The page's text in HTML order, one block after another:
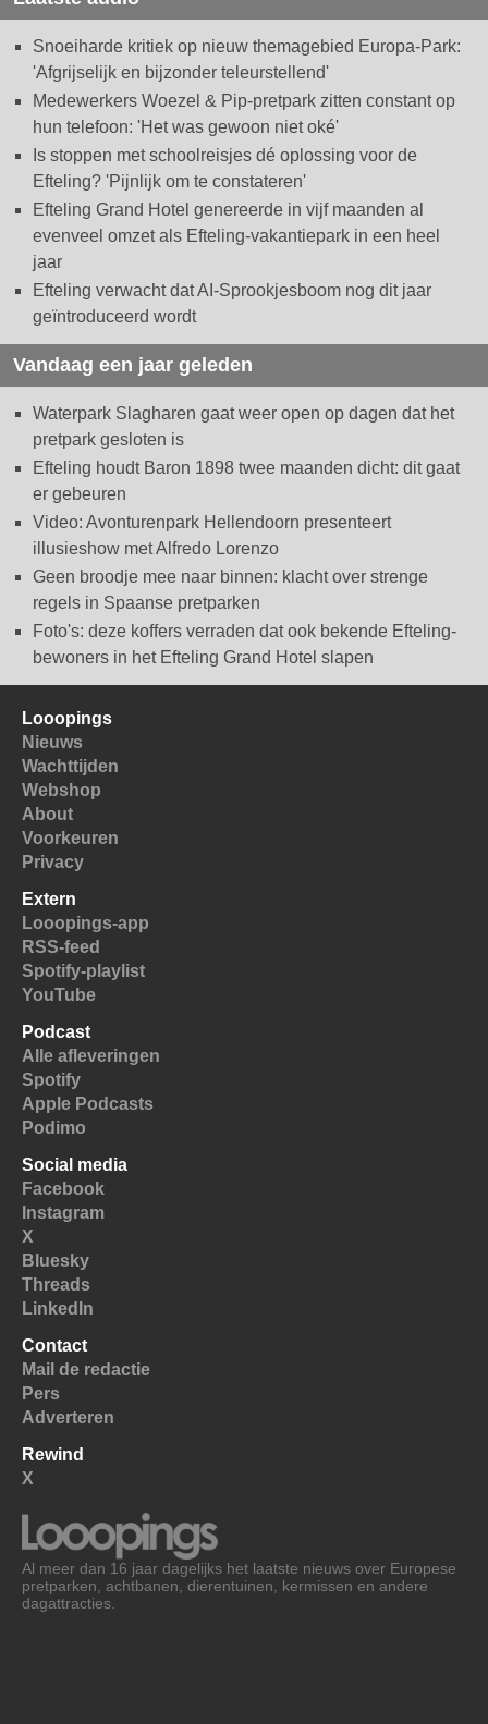
Snoeiharde kritiek op nieuw themagebied Europa-Park:
'Afgrijselijk en bijzonder teleurstellend'
Medewerkers Woezel & Pip-pretpark zitten constant op
hun telefoon: 'Het was gewoon niet oké'
Is stoppen met schoolreisjes dé oplossing voor de
Efteling? 'Pijnlijk om te constateren'
Efteling Grand Hotel genereerde in vijf maanden al
evenveel omzet als Efteling-vakantiepark in een heel
jaar
Efteling verwacht dat AI-Sprookjesboom nog dit jaar
geïntroduceerd wordt
Vandaag een jaar geleden
Waterpark Slagharen gaat weer open op dagen dat het
pretpark gesloten is
Efteling houdt Baron 1898 twee maanden dicht: dit gaat
er gebeuren
Video: Avonturenpark Hellendoorn presenteert
illusieshow met Alfredo Lorenzo
Geen broodje mee naar binnen: klacht over strenge
regels in Spaanse pretparken
Foto's: deze koffers verraden dat ook bekende Efteling-
bewoners in het Efteling Grand Hotel slapen
Looopings
Nieuws
Wachttijden
Webshop
About
Voorkeuren
Privacy
Extern
Looopings-app
RSS-feed
Spotify-playlist
YouTube
Podcast
Alle afleveringen
Spotify
Apple Podcasts
Podimo
Social media
Facebook
Instagram
X
Bluesky
Threads
LinkedIn
Contact
Mail de redactie
Pers
Adverteren
Rewind
X
Al meer dan 16 jaar dagelijks het laatste nieuws over Europese
pretparken, achtbanen, dierentuinen, kermissen en andere
dagattracties.